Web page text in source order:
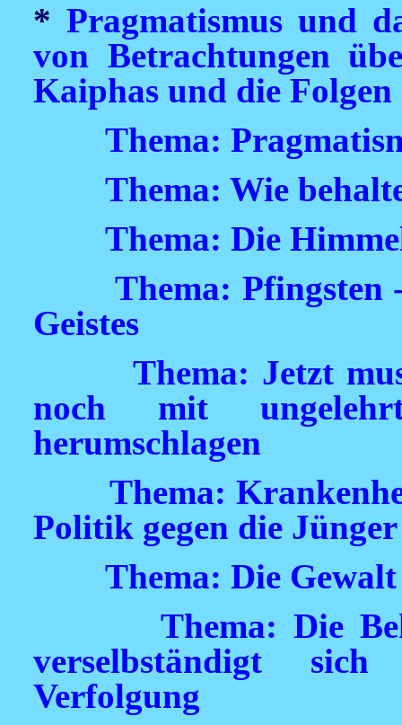
* Pragmatismus und
von Betrachtungen
Kaiphas und die
Thema:
Thema: Wie
Thema: Die
Thema: Pfingsten
Geistes
Thema: Jetzt
noch mit
herumschlagen
Thema:
Politik gegen die Jünger
Thema: Die
Thema: Die
verselbständigt
Verfolgung